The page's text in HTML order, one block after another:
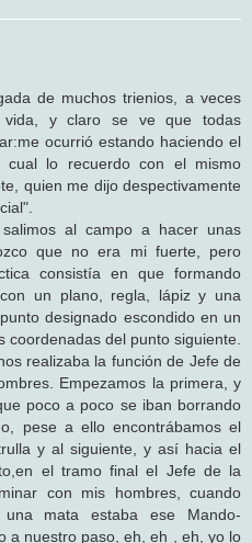
de muchos trienios, a veces
vida, y claro se ve que todas
ocurrió estando haciendo el
lo recuerdo con el mismo
quien me dijo despectivamente
al campo a hacer unas
que no era mi fuerte, pero
consistía en que formando
un plano, regla, lápiz y una
designado escondido en un
del punto siguiente.
realizaba la función de Jefe de
Empezamos la primera, y
poco a poco se iban borrando
pese a ello encontrábamos el
y al siguiente, y así hacia el
el tramo final el Jefe de la
con mis hombres, cuando
una mata estaba ese Mando-
a nuestro paso, eh, eh , eh, yo lo